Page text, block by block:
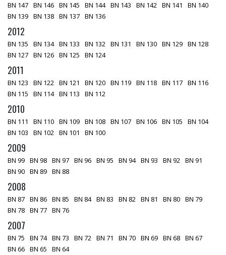
BN 147 BN 146 BN 145 BN 144 BN 143 BN 142 BN 141
BN 140
BN 139 BN 138 BN 137 BN 136
2012
BN 135 BN 134 BN 133 BN 132 BN 131 BN 130 BN 129 BN 128
BN 127 BN 126 BN 125 BN 124
2011
BN 123 BN 122 BN 121 BN 120 BN 119 BN 118 BN 117 BN 116
BN 115
BN 114 BN 113 BN 112
2010
BN 111 BN 110 BN 109 BN 108 BN 107 BN 106 BN 105
BN 104
BN 103
BN 102 BN 101 BN 100
2009
BN 99 BN 98 BN 97 BN 96 BN 95 BN 94 BN 93 BN 92 BN 91
BN 90 BN 89 BN 88
2008
BN 87 BN 86 BN 85 BN 84 BN 83 BN 82 BN 81 BN 80 BN 79
BN 78 BN 77 BN 76
2007
BN 75 BN 74 BN 73 BN 72 BN 71 BN 70 BN 69 BN 68 BN 67
BN 66 BN 65 BN 64